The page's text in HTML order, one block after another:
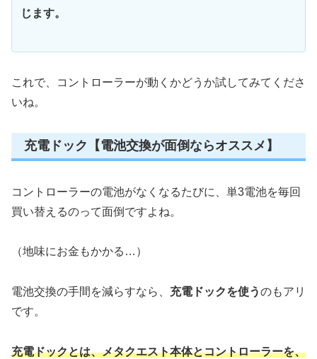
じます。
これで、コントローラーが動くかどうか試してみてくださ
いね。
充電ドック【電池交換が面倒ならオススメ】
コントローラーの電池がなくなるたびに、単3電池を毎回
買い替えるのって面倒ですよね。
（地味にお金もかかる…）
電池交換の手間を減らすなら、 充電ドックを使うのもアリ
です。
充電ドックとは、メタクエスト本体とコントローラーを、